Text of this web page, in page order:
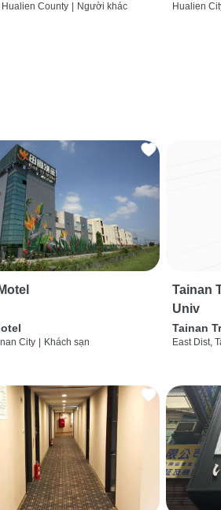
Hualien County Người khác Hualien
City Khách sạn
Tainan
Univ
Tainan
East Dist,